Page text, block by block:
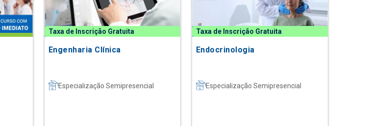
Taxa de Inscrição Gratuita
Engenharia Clínica
Especialização Semipresencial
Taxa de Inscrição Gratuita
Endocrinologia
Especialização Semipresencial